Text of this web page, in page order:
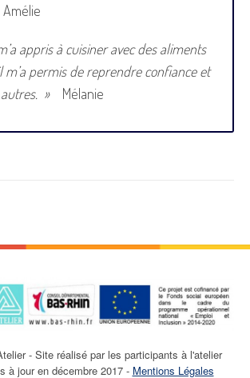
Amélie
appris à cuisiner avec des aliments
m’a permis de reprendre confiance et
autres. »
Mélanie
- Site réalisé par les participants à l'atelier
à jour en décembre 2017 - Mentions Légales